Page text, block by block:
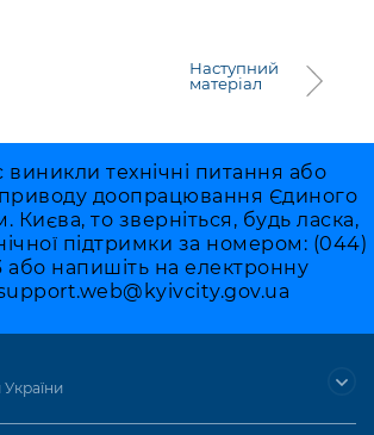
Наступний
матеріал
технічні питання або
доопрацювання Єдиного
Києва, то зверніться, будь ласка,
підтримки за номером: (044)
або напишіть на електронну